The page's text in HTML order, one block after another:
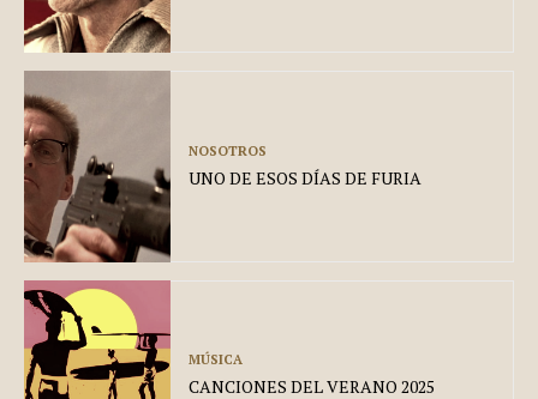
NOSOTROS
UNO DE ESOS DÍAS DE FURIA
MÚSICA
CANCIONES DEL VERANO 2025